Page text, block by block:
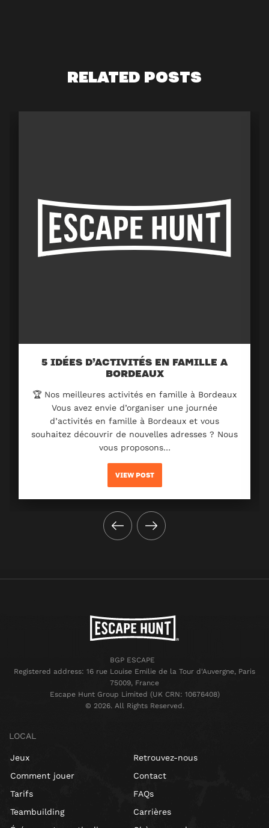
RELATED POSTS
5 IDÉES D’ACTIVITÉS EN FAMILLE A
BORDEAUX
🏆 Nos meilleures activités en famille à Bordeaux
Vous avez envie d’organiser une journée
d’activités en famille à Bordeaux et vous
souhaitez découvrir de nouvelles adresses ? Nous
vous proposons…
VIEW POST
BGP ESCAPE
Registered address: 16 rue Louise Emilie de la Tour d'Auvergne, Paris
75009, France
Escape Hunt Group Limited (UK CRN: 10676408)
©️ 2026. All Rights Reserved.
LOCAL
Jeux
Comment jouer
Tarifs
Teambuilding
Retrouvez-nous
Contact
FAQs
Carrières